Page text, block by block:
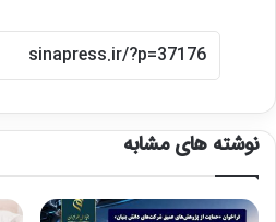
نوشته های مشابه